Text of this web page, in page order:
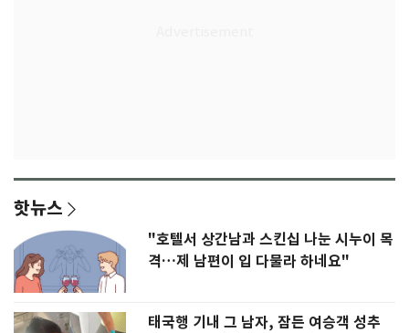
핫뉴스
"호텔서 상간남과 스킨십 나눈 시누이 목
격…제 남편이 입 다물라 하네요"
태국행 기내 그 남자, 잠든 여승객 성추